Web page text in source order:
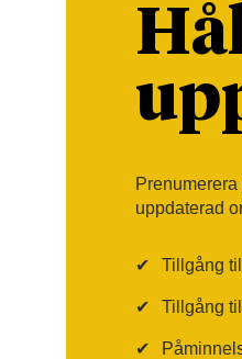
uppdaterad
✔ Tillgång
✔ Tillgång
✔